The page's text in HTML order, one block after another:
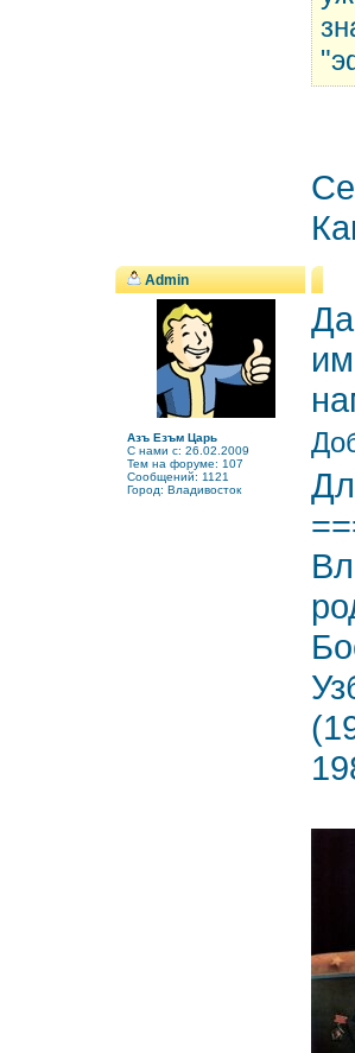
Admin
Азъ Езъм Царь
C нами с: 26.02.2009
Тем на форуме: 107
Сообщений: 1121
Город: Владивосток